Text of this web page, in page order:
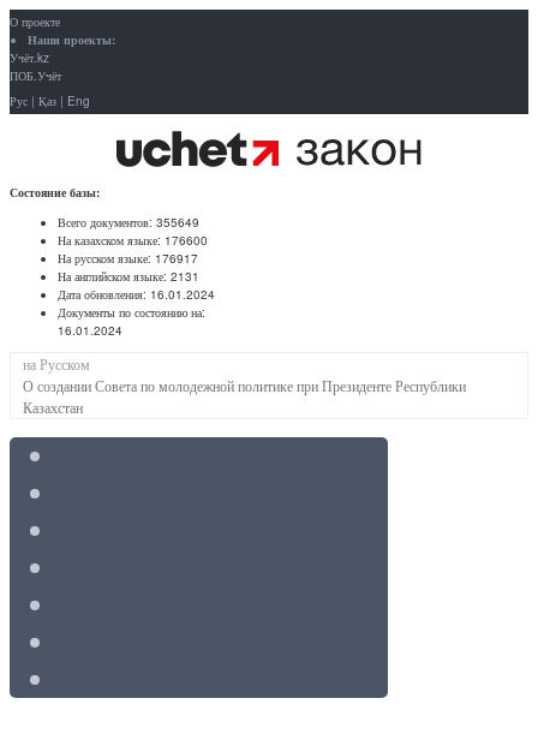
О проекте
Наши проекты:
Учёт.kz
ПОБ.Учёт
Рус | Қаз | Eng
Состояние базы:
Всего документов: 355649
На казахском языке: 176600
На русском языке: 176917
На английском языке: 2131
Дата обновления: 16.01.2024
Документы по состоянию на:
16.01.2024
на Русском
О создании Совета по молодежной политике при Президенте Республики
Казахстан